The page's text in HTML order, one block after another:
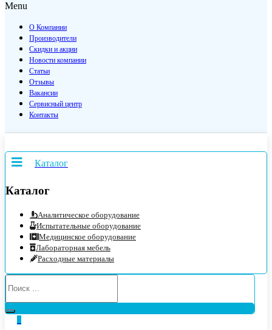
Menu
О Компании
Производители
Скидки и акции
Новости компании
Статьи
Отзывы
Вакансии
Сервисный центр
Контакты
Каталог
Каталог
Аналитическое оборудование
Испытательные оборудование
Медицинское оборудование
Лабораторная мебель
Расходные материалы